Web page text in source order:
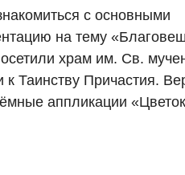
с основными
на тему
храм им. Св.
к Таинству Причастия.
аппликации